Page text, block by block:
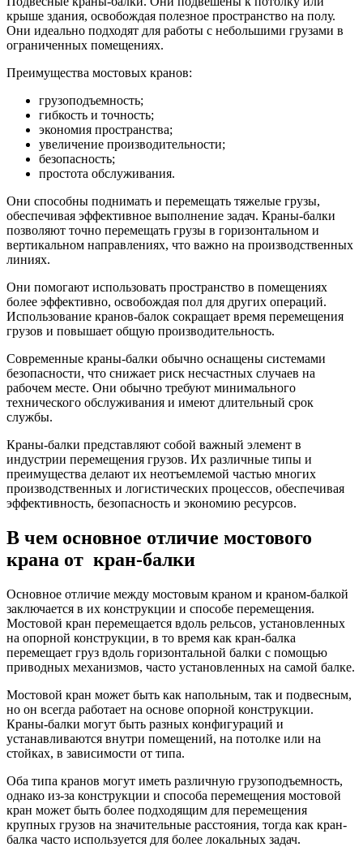
крыше здания, освобождая полезное пространство на полу.
Они идеально подходят для работы с небольшими грузами в
ограниченных помещениях.
Преимущества мостовых кранов:
грузоподъемность;
гибкость и точность;
экономия пространства;
увеличение производительности;
безопасность;
простота обслуживания.
Они способны поднимать и перемещать тяжелые грузы,
обеспечивая эффективное выполнение задач. Краны-балки
позволяют точно перемещать грузы в горизонтальном и
вертикальном направлениях, что важно на производственных
линиях.
Они помогают использовать пространство в помещениях
более эффективно, освобождая пол для других операций.
Использование кранов-балок сокращает время перемещения
грузов и повышает общую производительность.
Современные краны-балки обычно оснащены системами
безопасности, что снижает риск несчастных случаев на
рабочем месте. Они обычно требуют минимального
технического обслуживания и имеют длительный срок
службы.
Краны-балки представляют собой важный элемент в
индустрии перемещения грузов. Их различные типы и
преимущества делают их неотъемлемой частью многих
производственных и логистических процессов, обеспечивая
эффективность, безопасность и экономию ресурсов.
В чем основное отличие мостового
крана от кран-балки
Основное отличие между мостовым краном и краном-балкой
заключается в их конструкции и способе перемещения.
Мостовой кран перемещается вдоль рельсов, установленных
на опорной конструкции, в то время как кран-балка
перемещает груз вдоль горизонтальной балки с помощью
приводных механизмов, часто установленных на самой балке.
Мостовой кран может быть как напольным, так и подвесным,
но он всегда работает на основе опорной конструкции.
Краны-балки могут быть разных конфигураций и
устанавливаются внутри помещений, на потолке или на
стойках, в зависимости от типа.
Оба типа кранов могут иметь различную грузоподъемность,
однако из-за конструкции и способа перемещения мостовой
кран может быть более подходящим для перемещения
крупных грузов на значительные расстояния, тогда как кран-
балка часто используется для более локальных задач.